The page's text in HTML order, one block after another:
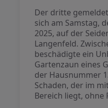
Der dritte
sich am Samstag,
2025, auf der
Langenfeld.
beschädigte ein
Gartenzaun eines
der Hausnummer
Schaden, der im
Bereich liegt, ohne